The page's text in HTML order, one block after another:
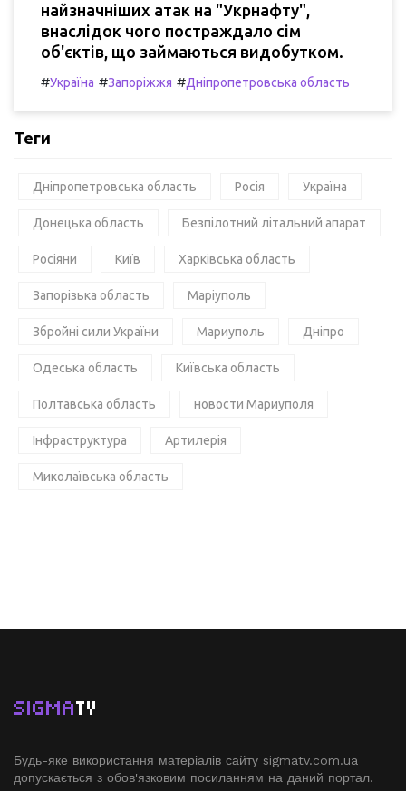
найзначніших атак на "Укрнафту",
внаслідок чого постраждало сім
об'єктів, що займаються видобутком.
#Україна #Запоріжжя #Дніпропетровська область
Теги
Дніпропетровська область Росія Україна
Донецька область Безпілотний літальний апарат
Росіяни Київ Харківська область
Запорізька область Маріуполь
Збройні сили України Мариуполь Дніпро
Одеська область Київська область
Полтавська область новости Мариуполя
Інфраструктура Артилерія
Миколаївська область
SIGMATV
Будь-яке використання матеріалів сайту sigmatv.com.ua
допускається з обов'язковим посиланням на даний портал.